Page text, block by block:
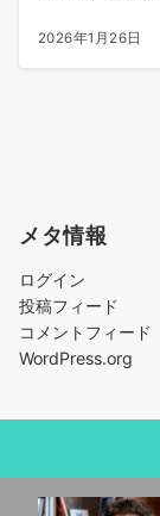
2026年1月26日
ー
送
り
メタ情報
ログイン
投稿フィード
コメントフィード
WordPress.org